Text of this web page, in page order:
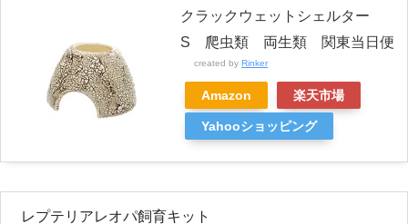
クラックウェットシェルター
S 爬虫類 両生類 関東当日便
created by Rinker
Amazon 楽天市場
Yahooショッピング
レプテリアレオパ飼育キット